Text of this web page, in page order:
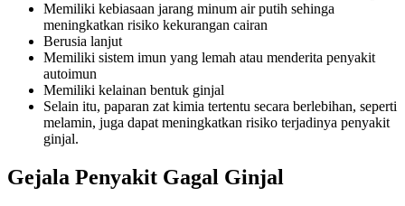
Memiliki kebiasaan jarang minum air putih sehinga
meningkatkan risiko kekurangan cairan
Berusia lanjut
Memiliki sistem imun yang lemah atau menderita penyakit
autoimun
Memiliki kelainan bentuk ginjal
Selain itu, paparan zat kimia tertentu secara berlebihan, seperti
melamin, juga dapat meningkatkan risiko terjadinya penyakit
ginjal.
Gejala Penyakit Gagal Ginjal